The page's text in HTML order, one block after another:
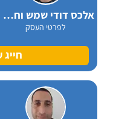
אלכס דודי שמש וחשמל
לפרטי העסק